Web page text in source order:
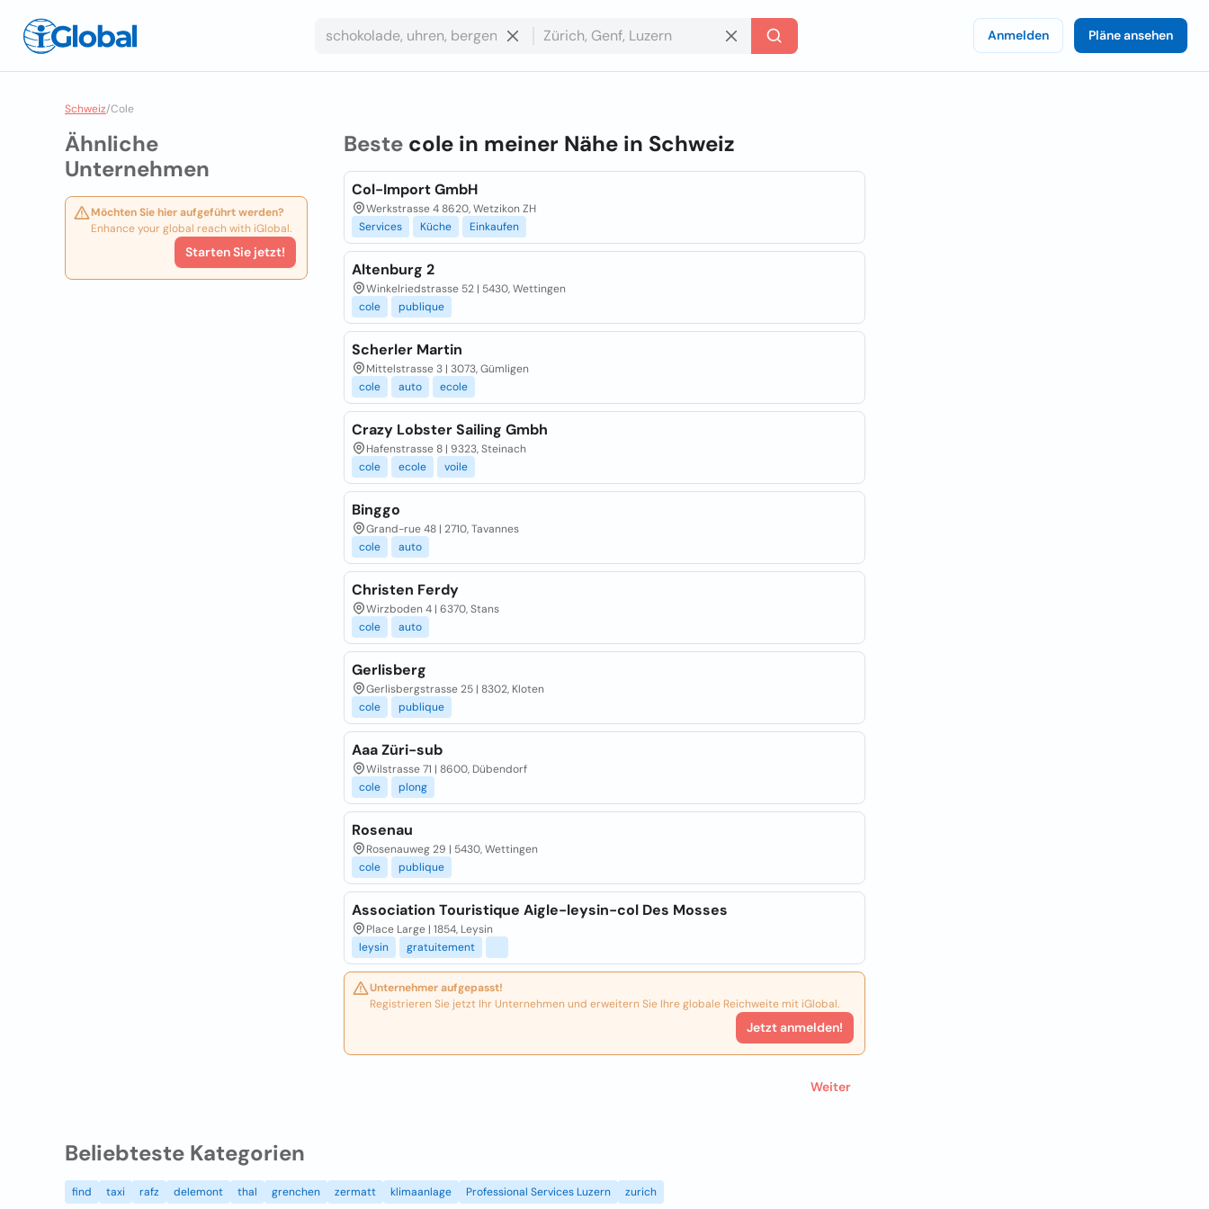
Anmelden Pläne ansehen
Schweiz/Cole
Ähnliche
Unternehmen
Möchten Sie hier aufgeführt werden?
Enhance your global reach with iGlobal.
Starten Sie jetzt!
Beste cole in meiner Nähe in Schweiz
Col-Import GmbH
Werkstrasse 4 8620, Wetzikon ZH
Services
Küche Einkaufen
Altenburg 2
Winkelriedstrasse 52 | 5430, Wettingen
cole
publique
Scherler Martin
Mittelstrasse 3 | 3073, Gümligen
cole
auto ecole
Crazy Lobster Sailing Gmbh
Hafenstrasse 8 | 9323, Steinach
cole
ecole voile
Binggo
Grand-rue 48 | 2710, Tavannes
cole
auto
Christen Ferdy
Wirzboden 4 | 6370, Stans
cole
auto
Gerlisberg
Gerlisbergstrasse 25 | 8302, Kloten
cole
publique
Aaa Züri-sub
Wilstrasse 71 | 8600, Dübendorf
cole
plong
Rosenau
Rosenauweg 29 | 5430, Wettingen
cole
publique
Association Touristique Aigle-leysin-col Des Mosses
Place Large | 1854, Leysin
leysin
gratuitement
Unternehmer aufgepasst!
Registrieren Sie jetzt Ihr Unternehmen und erweitern Sie Ihre globale Reichweite mit iGlobal.
Jetzt anmelden!
Weiter
Beliebteste Kategorien
find taxi rafz delemont thal grenchen zermatt klimaanlage Professional Services Luzern zurich